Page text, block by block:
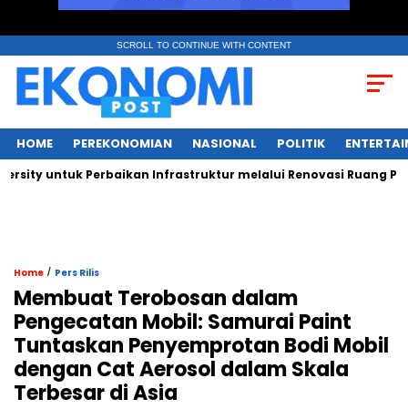
SCROLL TO CONTINUE WITH CONTENT
HOME PEREKONOMIAN NASIONAL POLITIK
untuk Perbaikan Infrastruktur melalui Renovasi Ruang Publik
Home / Pers Rilis
Membuat Terobosan dalam
Pengecatan Mobil: Samurai Paint
Tuntaskan Penyemprotan Bodi Mobil
dengan Cat Aerosol dalam Skala
Terbesar di Asia